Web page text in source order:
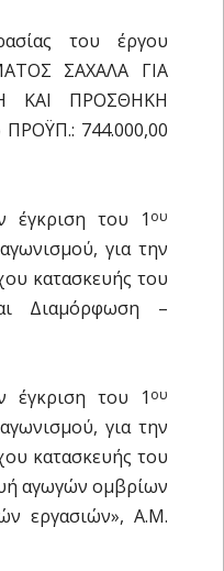
του έργου
ΣΑΧΑΛΑ ΓΙΑ
ΚΑΙ ΠΡΟΣΘΗΚΗ
744.000,00
έγκριση του 1 ου
για την
κατασκευής του
Διαμόρφωση –
έγκριση του 1 ου
για την
κατασκευής του
αγωγών ομβρίων
εργασιών», Α.Μ.